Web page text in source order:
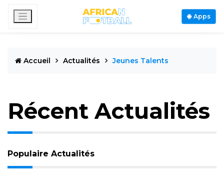
Apps
Accueil Actualités Jeunes Talents
Récent Actualités
Populaire Actualités